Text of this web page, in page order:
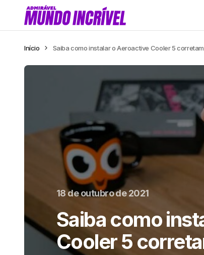
Início Saiba como instalar o Aeroactive Cooler 5
18 de outubro de 2021
Saiba como
Cooler 5